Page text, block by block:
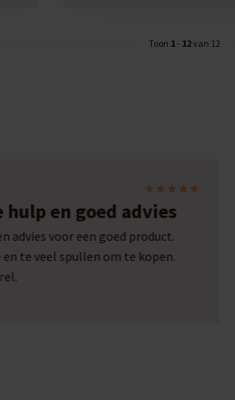
Toon 1- 12van 12
hulp en goed advies
advies voor een goed product.
te veel spullen om te kopen.